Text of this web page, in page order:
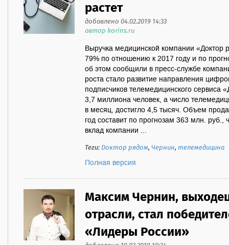
растет
добавлено 04.02.2019 14:33
автор korins.ru
Выручка медицинской компании «Доктор
79% по отношению к 2017 году и по
об этом сообщили в пресс-службе
роста стало развитие направления
подписчиков телемедицинского сервиса
3,7 миллиона человек, а число
в месяц, достигло 4,5 тысяч. Объем
год составит по прогнозам 363 млн.
вклад компании ...
Теги:Доктор рядом,Чернин,телемедицина
Полная версия
Максим Чернин,
отрасли, стал
«Лидеры России»